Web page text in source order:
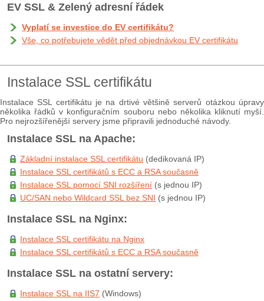
EV SSL & Zelený adresní řádek
Vyplatí se investice do EV certifikátu?
Vše, co potřebujete vědět před objednávkou EV certifikátu
Instalace SSL certifikátu
Instalace SSL certifikátu je na drtivé většině serverů otázkou úpravy
několika řádků v konfiguračním souboru nebo několika kliknutí myší.
Pro nejrozšířenější servery jsme připravili jednoduché návody.
Instalace SSL na Apache:
Základní instalace SSL certifikátu (dedikovaná IP)
Instalace SSL certifikátů s ECC a RSA současně
Instalace SSL pomocí SNI rozšíření (s jednou IP)
UC/SAN nebo Wildcard SSL bez SNI (s jednou IP)
Instalace SSL na Nginx:
Instalace SSL certifikátu na Nginx
Instalace SSL certifikátů s ECC a RSA současně
Instalace SSL na ostatní servery:
Instalace SSL na IIS7 (Windows)